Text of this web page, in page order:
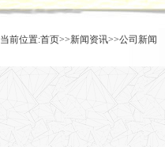
当前位置:首页>>新闻资讯>>公司新闻